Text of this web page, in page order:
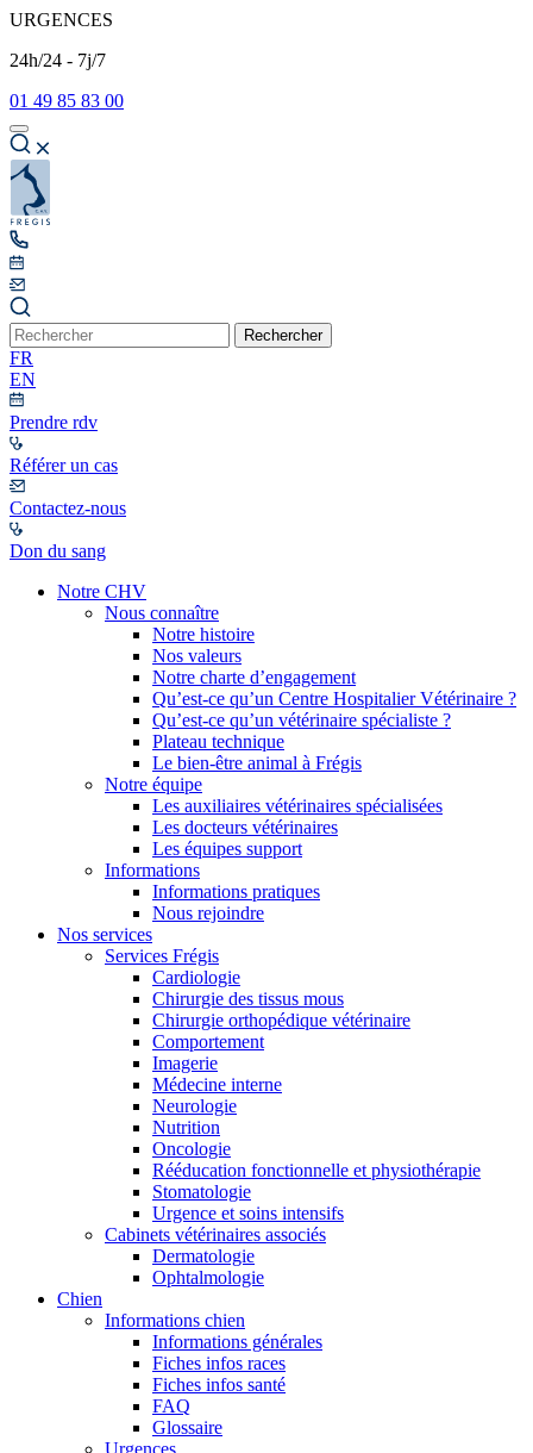
URGENCES
24h/24 - 7j/7
01 49 85 83 00
Rechercher
FR
EN
Prendre rdv
Référer un cas
Contactez-nous
Don du sang
Notre CHV
Nous connaître
Notre histoire
Nos valeurs
Notre charte d’engagement
Qu’est-ce qu’un Centre Hospitalier Vétérinaire ?
Qu’est-ce qu’un vétérinaire spécialiste ?
Plateau technique
Le bien-être animal à Frégis
Notre équipe
Les auxiliaires vétérinaires spécialisées
Les docteurs vétérinaires
Les équipes support
Informations
Informations pratiques
Nous rejoindre
Nos services
Services Frégis
Cardiologie
Chirurgie des tissus mous
Chirurgie orthopédique vétérinaire
Comportement
Imagerie
Médecine interne
Neurologie
Nutrition
Oncologie
Rééducation fonctionnelle et physiothérapie
Stomatologie
Urgence et soins intensifs
Cabinets vétérinaires associés
Dermatologie
Ophtalmologie
Chien
Informations chien
Informations générales
Fiches infos races
Fiches infos santé
FAQ
Glossaire
Urgences